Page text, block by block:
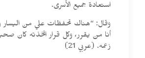
استعادة جميع الأسرى.
وقال: “هناك تحفظات علي من اليسار
أنا من يقرر، وكل قرار اتخذته كان
زعمه. (عربي 21)